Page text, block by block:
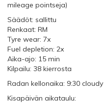
mileage pointseja)
Säädöt: sallittu
Renkaat: RM
Tyre wear: 7x
Fuel depletion: 2x
Aika-ajo: 15 min
Kilpailu: 38 kierrosta
Radan kellonaika: 9:30 cloudy
Kisapäivän aikataulu: